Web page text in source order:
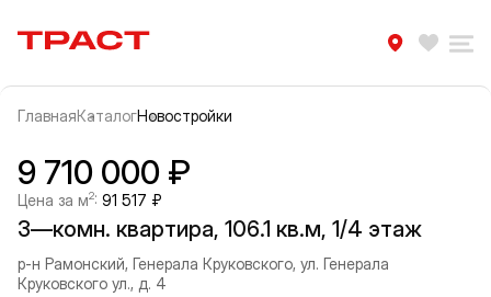
Траст | Служба недвижимости
ГлавнаяКаталогНовостройки
Информация об объекте
Галерея
9 710 000 ₽
Цена за м2: 91 517 ₽
3—комн. квартира, 106.1 кв.м, 1/4 этаж
р-н Рамонский, Генерала Круковского, ул. Генерала
Круковского ул., д. 4